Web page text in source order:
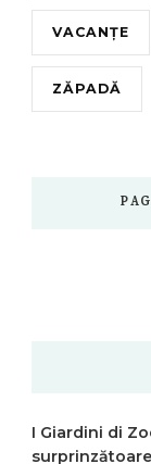
VACANȚE
ZĂPADĂ
I Giardini di